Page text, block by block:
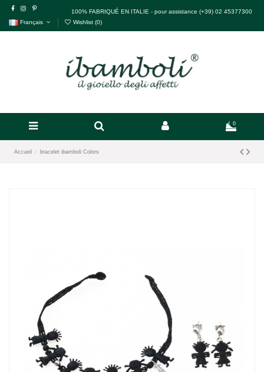
100% FABRIQUÉ EN ITALIE - pour assistance (+39) 02 45377300
Français
Wishlist (0)
0
Accueil bracelet ibamboli Colors